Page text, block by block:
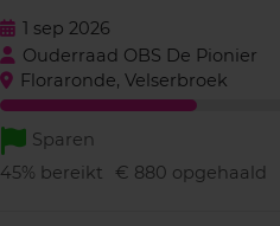
1 sep 2026
Ouderraad OBS De Pionier
Floraronde, Velserbroek
Sparen
45% bereikt € 880 opgehaald